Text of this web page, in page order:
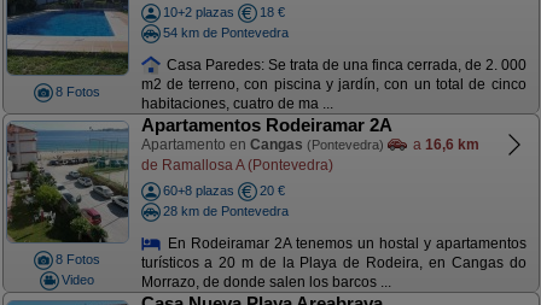
8 Fotos
10+2 plazas
18 €
54 km de Pontevedra
Casa Paredes: Se trata de una finca cerrada, de 2. 000
m2 de terreno, con piscina y jardín, con un total de cinco
habitaciones, cuatro de ma ...
8 Fotos
Video
Apartamentos Rodeiramar 2A
Apartamento en Cangas (Pontevedra) a 16,6 km
de Ramallosa A (Pontevedra)
60+8 plazas
20 €
28 km de Pontevedra
En Rodeiramar 2A tenemos un hostal y apartamentos
turísticos a 20 m de la Playa de Rodeira, en Cangas do
Morrazo, de donde salen los barcos ...